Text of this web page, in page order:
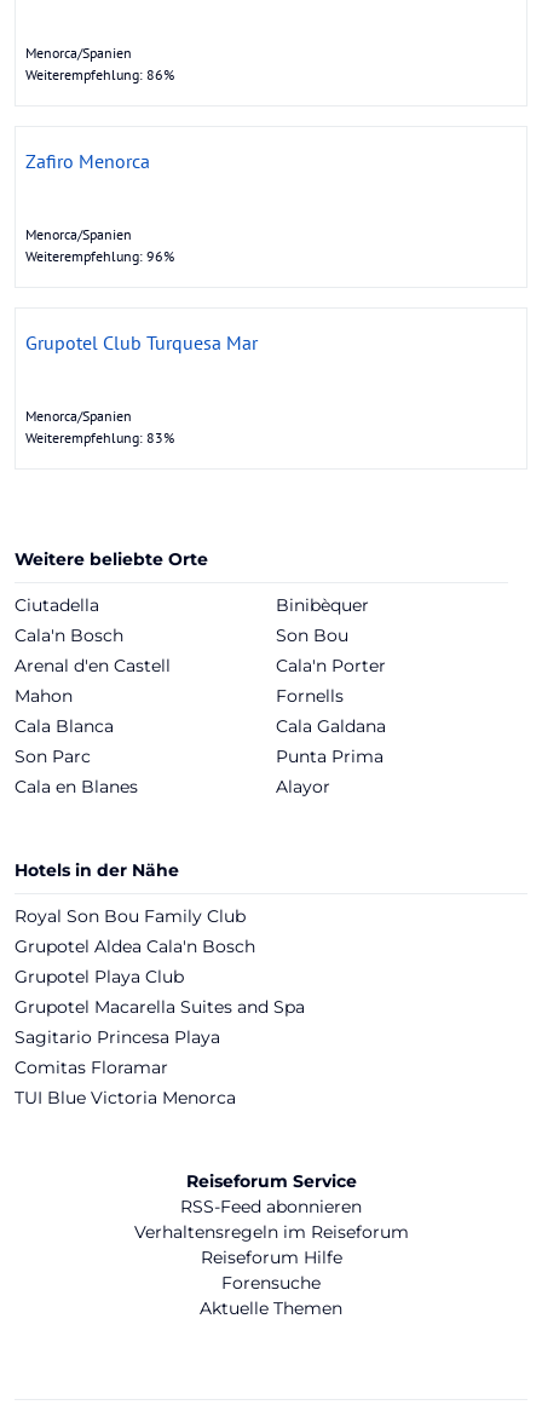
Menorca/Spanien
Weiterempfehlung: 86%
Zafiro Menorca
Menorca/Spanien
Weiterempfehlung: 96%
Grupotel Club Turquesa Mar
Menorca/Spanien
Weiterempfehlung: 83%
Weitere beliebte Orte
Ciutadella
Binibèquer
Cala'n Bosch
Son Bou
Arenal d'en Castell
Cala'n Porter
Mahon
Fornells
Cala Blanca
Cala Galdana
Son Parc
Punta Prima
Cala en Blanes
Alayor
Hotels in der Nähe
Royal Son Bou Family Club
Grupotel Aldea Cala'n Bosch
Grupotel Playa Club
Grupotel Macarella Suites and Spa
Sagitario Princesa Playa
Comitas Floramar
TUI Blue Victoria Menorca
Reiseforum Service
RSS-Feed abonnieren
Verhaltensregeln im Reiseforum
Reiseforum Hilfe
Forensuche
Aktuelle Themen